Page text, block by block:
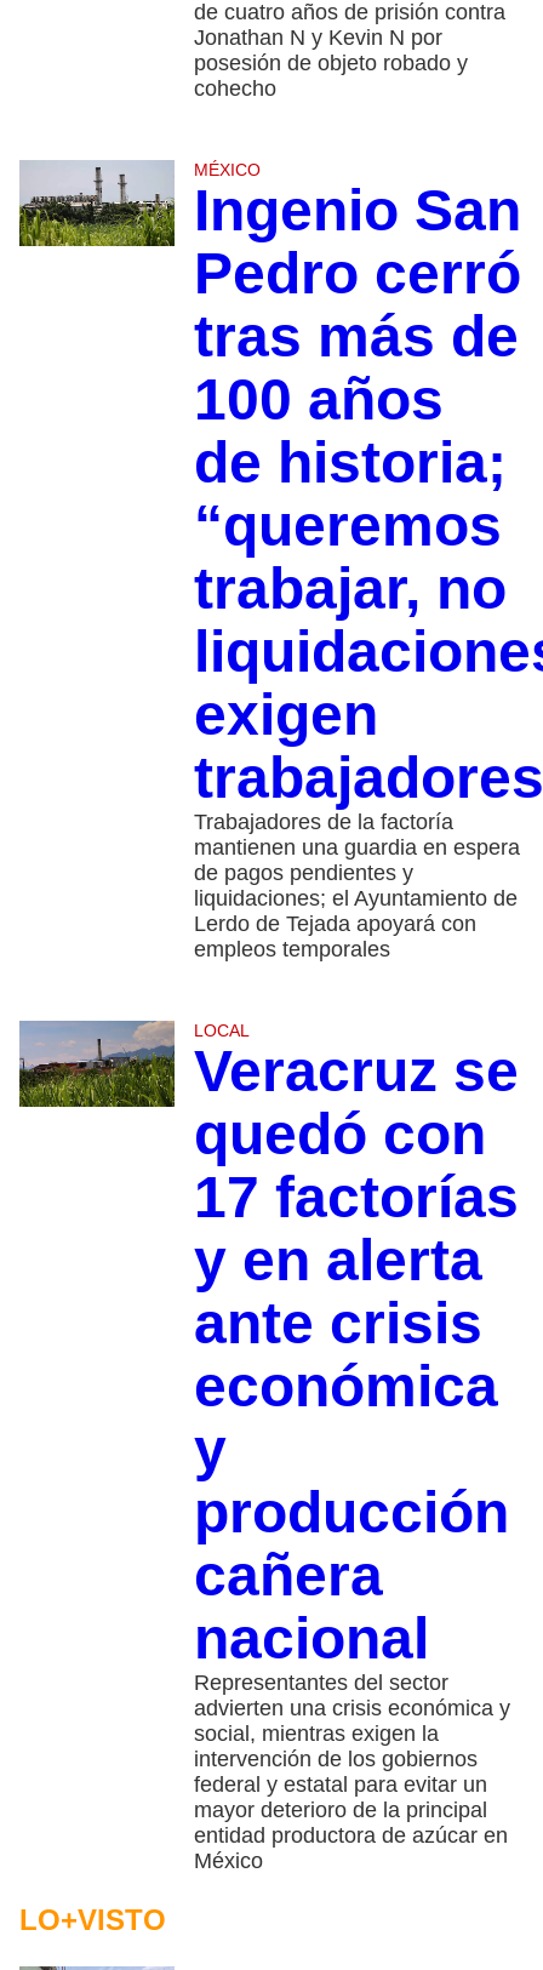
de cuatro años de prisión contra
Jonathan N y Kevin N por
posesión de objeto robado y
cohecho
MÉXICO
Ingenio San
Pedro cerró
tras más de
100 años
de historia;
“queremos
trabajar, no
exigen
trabajadores
Trabajadores de la factoría
mantienen una guardia en espera
de pagos pendientes y
liquidaciones; el Ayuntamiento de
Lerdo de Tejada apoyará con
empleos temporales
LOCAL
Veracruz se
quedó con
17 factorías
y en alerta
ante crisis
económica
y
producción
cañera
nacional
Representantes del sector
advierten una crisis económica y
social, mientras exigen la
intervención de los gobiernos
federal y estatal para evitar un
mayor deterioro de la principal
entidad productora de azúcar en
México
LO+VISTO